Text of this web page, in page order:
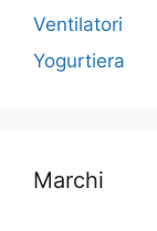
Ventilatori
Yogurtiera
Marchi